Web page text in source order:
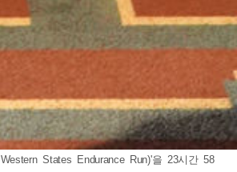
States Endurance Run)'을 23시간 58